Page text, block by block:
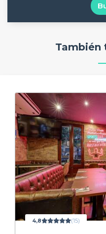
También
4,8 (15)